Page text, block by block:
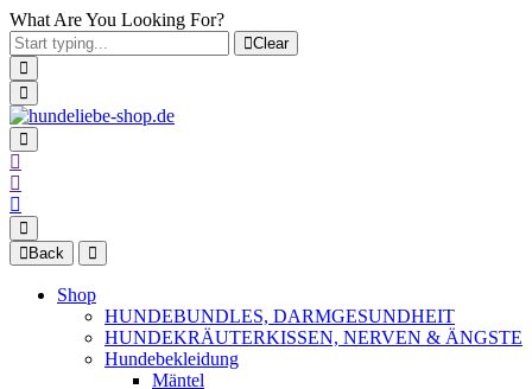
What Are You Looking For?
Clear
Back
Shop
HUNDEBUNDLES, DARMGESUNDHEIT
HUNDEKRÄUTERKISSEN, NERVEN & ÄNGSTE
Hundebekleidung
Mäntel